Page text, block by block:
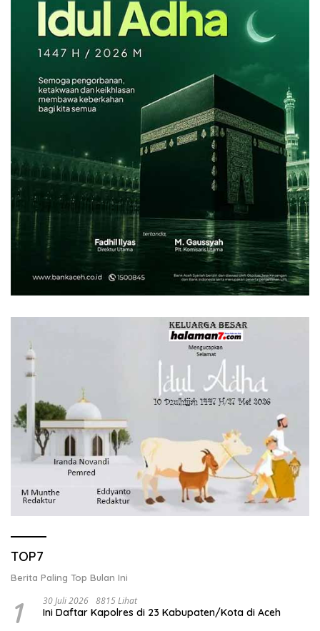
TOP7
Berita Paling Top Bulan Ini
1 30 Juli 2026 8815 Lihat
Ini Daftar Kapolres di 23 Kabupaten/Kota di Aceh